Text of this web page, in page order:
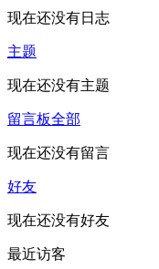
现在还没有日志
主题
现在还没有主题
留言板全部
现在还没有留言
好友
现在还没有好友
最近访客